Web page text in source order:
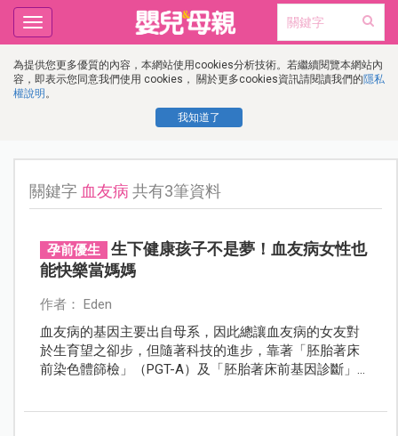
為提供您更多優質的內容，本網站使用cookies分析技術。若繼續閱覽本網站內
容，即表示您同意我們使用 cookies， 關於更多cookies資訊請閱讀我們的隱私
權說明 。
我知道了
Toggle
navigation
關鍵字 血友病 共有3筆資料
孕前優生
生下健康孩子不是夢！血友病女性也
能快樂當媽媽
作者： Eden
血友病的基因主要出自母系，因此總讓血友病的女友對
於生育望之卻步，但隨著科技的進步，靠著「胚胎著床
前染色體篩檢」（PGT-A）及「胚胎著床前基因診斷」